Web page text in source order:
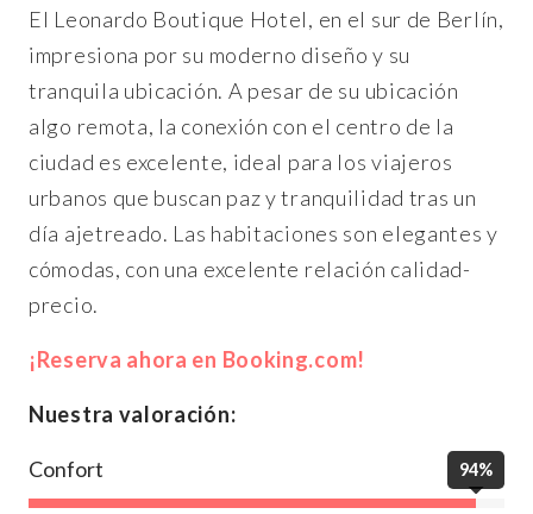
El Leonardo Boutique Hotel, en el sur de Berlín,
impresiona por su moderno diseño y su
tranquila ubicación. A pesar de su ubicación
algo remota, la conexión con el centro de la
ciudad es excelente, ideal para los viajeros
urbanos que buscan paz y tranquilidad tras un
día ajetreado. Las habitaciones son elegantes y
cómodas, con una excelente relación calidad-
precio.
¡Reserva ahora en Booking.com!
Nuestra valoración:
Confort 94%